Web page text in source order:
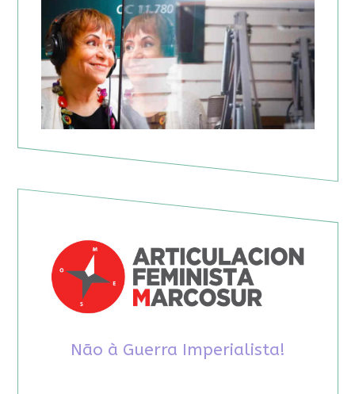
Não à Guerra Imperialista!